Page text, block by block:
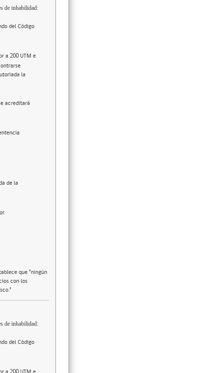
de inhabilidad:
del Código
a 200 UTM e
la
acreditará
de la
que "ningún
con los
de inhabilidad:
del Código